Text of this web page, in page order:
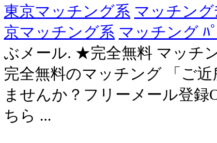
東京マッチング系 マッチング
京マッチング系 マッチング ﾊ
ぶメール. ★完全無料 マッチ
完全無料のマッチング 「ご
ませんか？フリーメール登
ちら ...